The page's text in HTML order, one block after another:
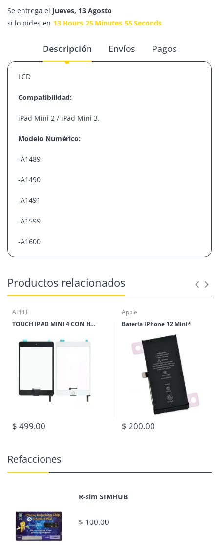
Se entrega el Jueves, 13 Agosto
si lo pides en 13 Hours 25 Minutes 55Seconds
Descripción Envíos Pagos
LCD
Compatibilidad:
iPad Mini 2 / iPad Mini 3.
Modelo Numérico:
-A1489
-A1490
-A1491
-A1599
-A1600
Productos relacionados
APPLE
TOUCH IPAD MINI 4 CON HOME
$ 499.00
Apple
Bateria iPhone 12 Mini*
$ 200.00
Refacciones
R-sim SIMHUB
$ 100.00